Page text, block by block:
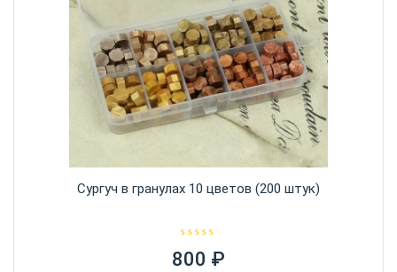
Сургуч в гранулах 10 цветов (200 штук)
ц
800 ₽